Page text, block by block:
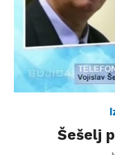
Šešelj